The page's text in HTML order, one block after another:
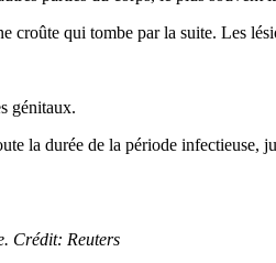
croûte qui tombe par la suite. Les
génitaux.
la durée de la période infectieuse,
Crédit: Reuters